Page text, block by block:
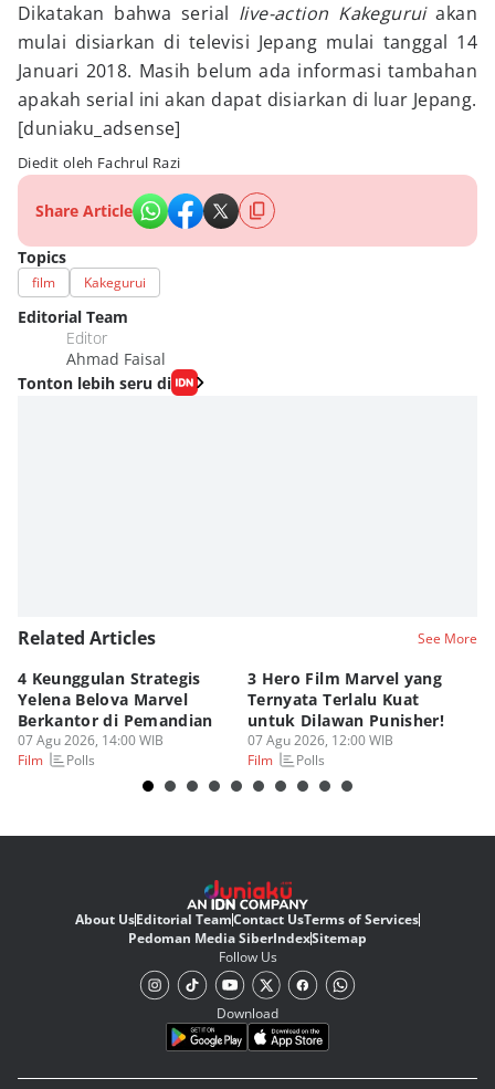
Dikatakan bahwa serial live-action Kakeguruiakan
mulai disiarkan di televisi Jepang mulai tanggal 14
Januari 2018. Masih belum ada informasi tambahan
apakah serial ini akan dapat disiarkan di luar Jepang.
[duniaku_adsense]
Diedit oleh Fachrul Razi
Share Article
Topics
film Kakegurui
Editorial Team
Editor
Ahmad Faisal
Tonton lebih seru di
Related Articles See More
4 Keunggulan Strategis
Yelena Belova Marvel
Berkantor di Pemandian
07 Agu 2026, 14:00 WIB
Film
Polls
3 Hero Film Marvel yang
Ternyata Terlalu Kuat
untuk Dilawan Punisher!
07 Agu 2026, 12:00 WIB
Film
Polls
About UsEditorial TeamContact UsTerms of Services
Pedoman Media SiberIndexSitemap
Follow Us
Download